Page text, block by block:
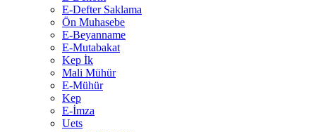
E-Defter Saklama
Ön Muhasebe
E-Beyanname
E-Mutabakat
Kep İk
Mali Mühür
E-Mühür
Kep
E-İmza
Uets